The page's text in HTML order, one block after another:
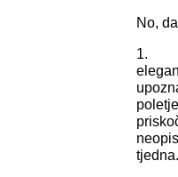
No,
1.
tjedna.